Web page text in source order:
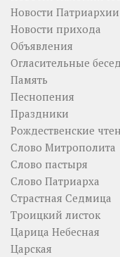
Новости Патриархии
Новости прихода
Объявления
Огласительные
Память
Песнопения
Праздники
Рождественские
Слово Митрополита
Слово пастыря
Слово Патриарха
Страстная Седмица
Троицкий листок
Царица Небесная
Царская